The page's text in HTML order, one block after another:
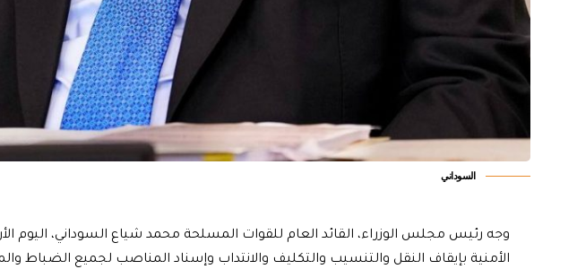
السوداني
وجه رئيس مجلس الوزراء، القائد العام للقوات المسلحة محمد شياع السوداني، اليوم
الأمنية بإيقاف النقل والتنسيب والتكليف والانتداب وإسناد المناصب لجميع الضباط